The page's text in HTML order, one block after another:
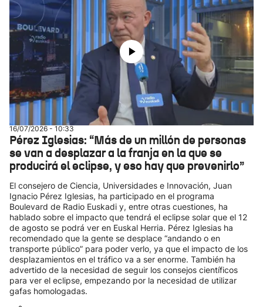
16/07/2026 - 10:33
Pérez Iglesias: “Más de un millón de personas
se van a desplazar a la franja en la que se
producirá el eclipse, y eso hay que prevenirlo”
El consejero de Ciencia, Universidades e Innovación, Juan
Ignacio Pérez Iglesias, ha participado en el programa
Boulevard de Radio Euskadi y, entre otras cuestiones, ha
hablado sobre el impacto que tendrá el eclipse solar que el 12
de agosto se podrá ver en Euskal Herria. Pérez Iglesias ha
recomendado que la gente se desplace “andando o en
transporte público” para poder verlo, ya que el impacto de los
desplazamientos en el tráfico va a ser enorme. También ha
advertido de la necesidad de seguir los consejos científicos
para ver el eclipse, empezando por la necesidad de utilizar
gafas homologadas.